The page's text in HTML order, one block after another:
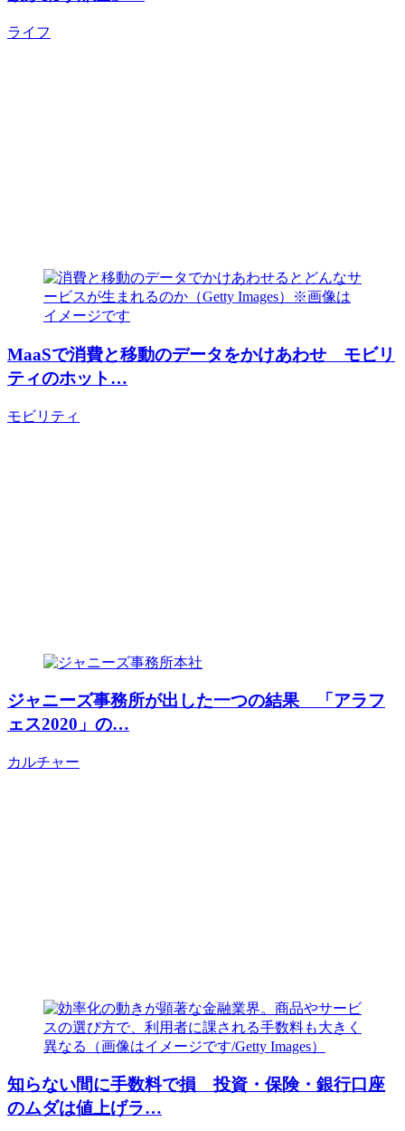
ライフ
MaaSで消費と移動のデータをかけあわせ モビリ
ティのホット…
モビリティ
ジャニーズ事務所が出した一つの結果 「アラフ
ェス2020」の…
カルチャー
知らない間に手数料で損 投資・保険・銀行口座
のムダは値上げラ…